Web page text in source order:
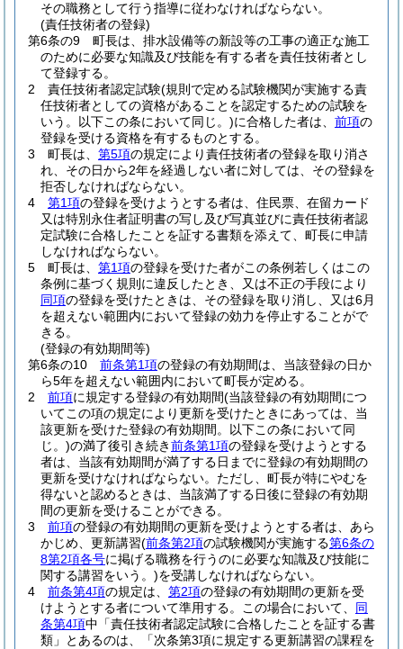
その職務として行う指導に従わなければならない。
(責任技術者の登録)
第6条の9
町長は、排水設備等の新設等の工事の適正な施工
のために必要な知識及び技能を有する者を責任技術者とし
て登録する。
2
責任技術者認定試験(規則で定める試験機関が実施する責
任技術者としての資格があることを認定するための試験を
いう。以下この条において同じ。)に合格した者は、 前項の
登録を受ける資格を有するものとする。
3
町長は、 第5項の規定により責任技術者の登録を取り消さ
れ、その日から2年を経過しない者に対しては、その登録を
拒否しなければならない。
4
第1項の登録を受けようとする者は、住民票、在留カード
又は特別永住者証明書の写し及び写真並びに責任技術者認
定試験に合格したことを証する書類を添えて、町長に申請
しなければならない。
5
町長は、 第1項の登録を受けた者がこの条例若しくはこの
条例に基づく規則に違反したとき、又は不正の手段により
同項の登録を受けたときは、その登録を取り消し、又は6月
を超えない範囲内において登録の効力を停止することがで
きる。
(登録の有効期間等)
第6条の10
前条第1項の登録の有効期間は、当該登録の日か
ら5年を超えない範囲内において町長が定める。
2
前項に規定する登録の有効期間(当該登録の有効期間につ
いてこの項の規定により更新を受けたときにあっては、当
該更新を受けた登録の有効期間。以下この条において同
じ。)の満了後引き続き前条第1項の登録を受けようとする
者は、当該有効期間が満了する日までに登録の有効期間の
更新を受けなければならない。 ただし、町長が特にやむを
得ないと認めるときは、当該満了する日後に登録の有効期
間の更新を受けることができる。
3
前項の登録の有効期間の更新を受けようとする者は、あら
かじめ、更新講習(前条第2項の試験機関が実施する第6条の
8第2項各号に掲げる職務を行うのに必要な知識及び技能に
関する講習をいう。)を受講しなければならない。
4
前条第4項の規定は、 第2項の登録の有効期間の更新を受
けようとする者について準用する。
この場合において、 同
条第4項中「責任技術者認定試験に合格したことを証する書
類」とあるのは、「次条第3項に規定する更新講習の課程を